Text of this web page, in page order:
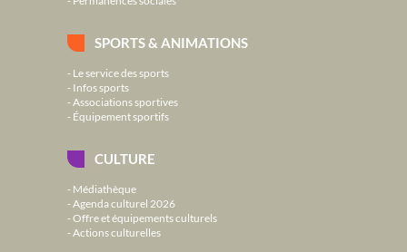
SPORTS & ANIMATIONS
Le service des sports
Infos sports
Associations sportives
Équipement sportifs
CULTURE
Médiathèque
Agenda culturel 2026
Offre et équipements culturels
Actions culturelles